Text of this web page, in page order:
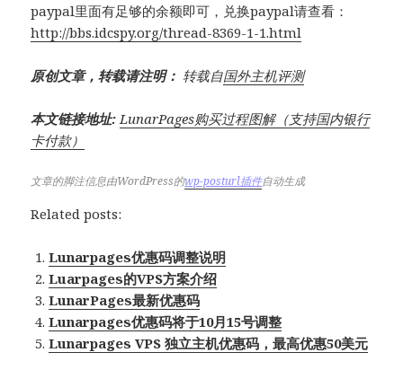
paypal里面有足够的余额即可，兑换paypal请查看：
http://bbs.idcspy.org/thread-8369-1-1.html
原创文章，转载请注明： 转载自国外主机评测
本文链接地址: LunarPages购买过程图解（支持国内银行
卡付款）
文章的脚注信息由WordPress的wp-posturl插件自动生成
Related posts:
Lunarpages优惠码调整说明
Luarpages的VPS方案介绍
LunarPages最新优惠码
Lunarpages优惠码将于10月15号调整
Lunarpages VPS 独立主机优惠码，最高优惠50美元